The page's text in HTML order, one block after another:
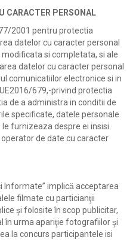
CARACTER PERSONAL
2001 pentru protectia
datelor cu caracter personal
si completata, si ale
datelor cu caracter personal
comunicatiilor electronice si in
679,-privind protectia
de a administra in conditii de
specificate, datele personale
furnizeaza despre ei insisi.
de date cu caracter
Informate” implică acceptarea
filmate cu particianţii
şi folosite în scop publicitar,
în urma apariţie fotografiilor şi
la concurs participantele isi